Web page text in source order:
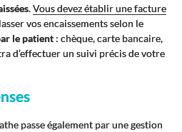
.Vous devez établir une facture
vos encaissements selon le
le patient : chèque, carte bancaire,
d’effectuer un suivi précis de votre
passe également par une gestion